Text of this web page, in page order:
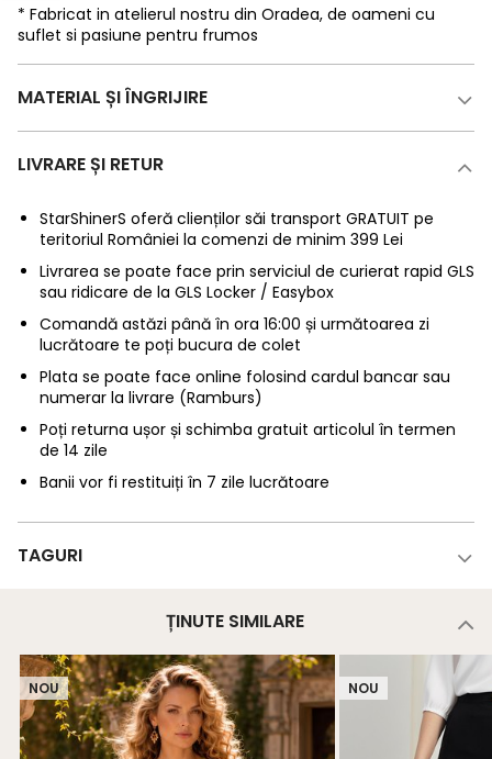
* Fabricat in atelierul nostru din Oradea, de oameni cu
suflet si pasiune pentru frumos
MATERIAL ȘI ÎNGRIJIRE
LIVRARE ȘI RETUR
StarShinerS oferă clienților săi transport GRATUIT pe
teritoriul României la comenzi de minim 399 Lei
Livrarea se poate face prin serviciul de curierat rapid GLS
sau ridicare de la GLS Locker / Easybox
Comandă astăzi până în ora 16:00 și următoarea zi
lucrătoare te poți bucura de colet
Plata se poate face online folosind cardul bancar sau
numerar la livrare (Ramburs)
Poți returna ușor și schimba gratuit articolul în termen
de 14 zile
Banii vor fi restituiți în 7 zile lucrătoare
TAGURI
ȚINUTE SIMILARE
NOU NOU